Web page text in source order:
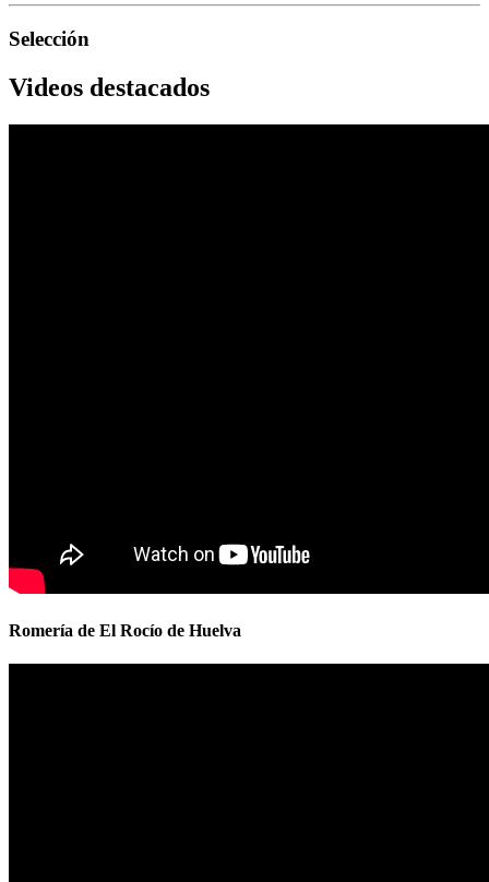
Selección
Videos destacados
Romería de El Rocío de Huelva